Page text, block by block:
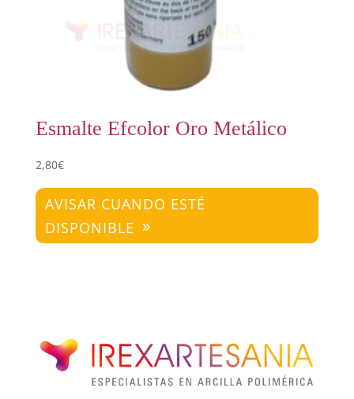
Esmalte Efcolor Oro Metálico
2,80€
AVISAR CUANDO ESTÉ
DISPONIBLE